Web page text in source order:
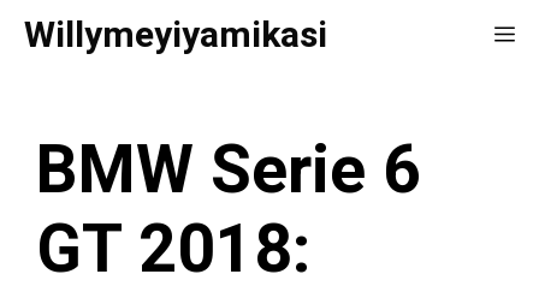
Saltar
Willymeyiyamikasi
BMW Serie 6
GT 2018: